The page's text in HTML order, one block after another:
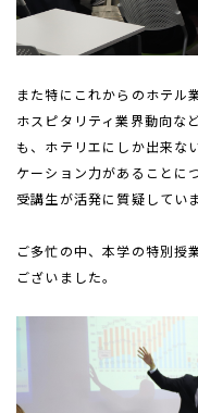
また特にこれからのホテル
ホスピタリティ業界動向な
も、ホテリエにしか出来な
ケーション力があることに
受講生が活発に質疑してい
ご多忙の中、本学の特別授
ございました。